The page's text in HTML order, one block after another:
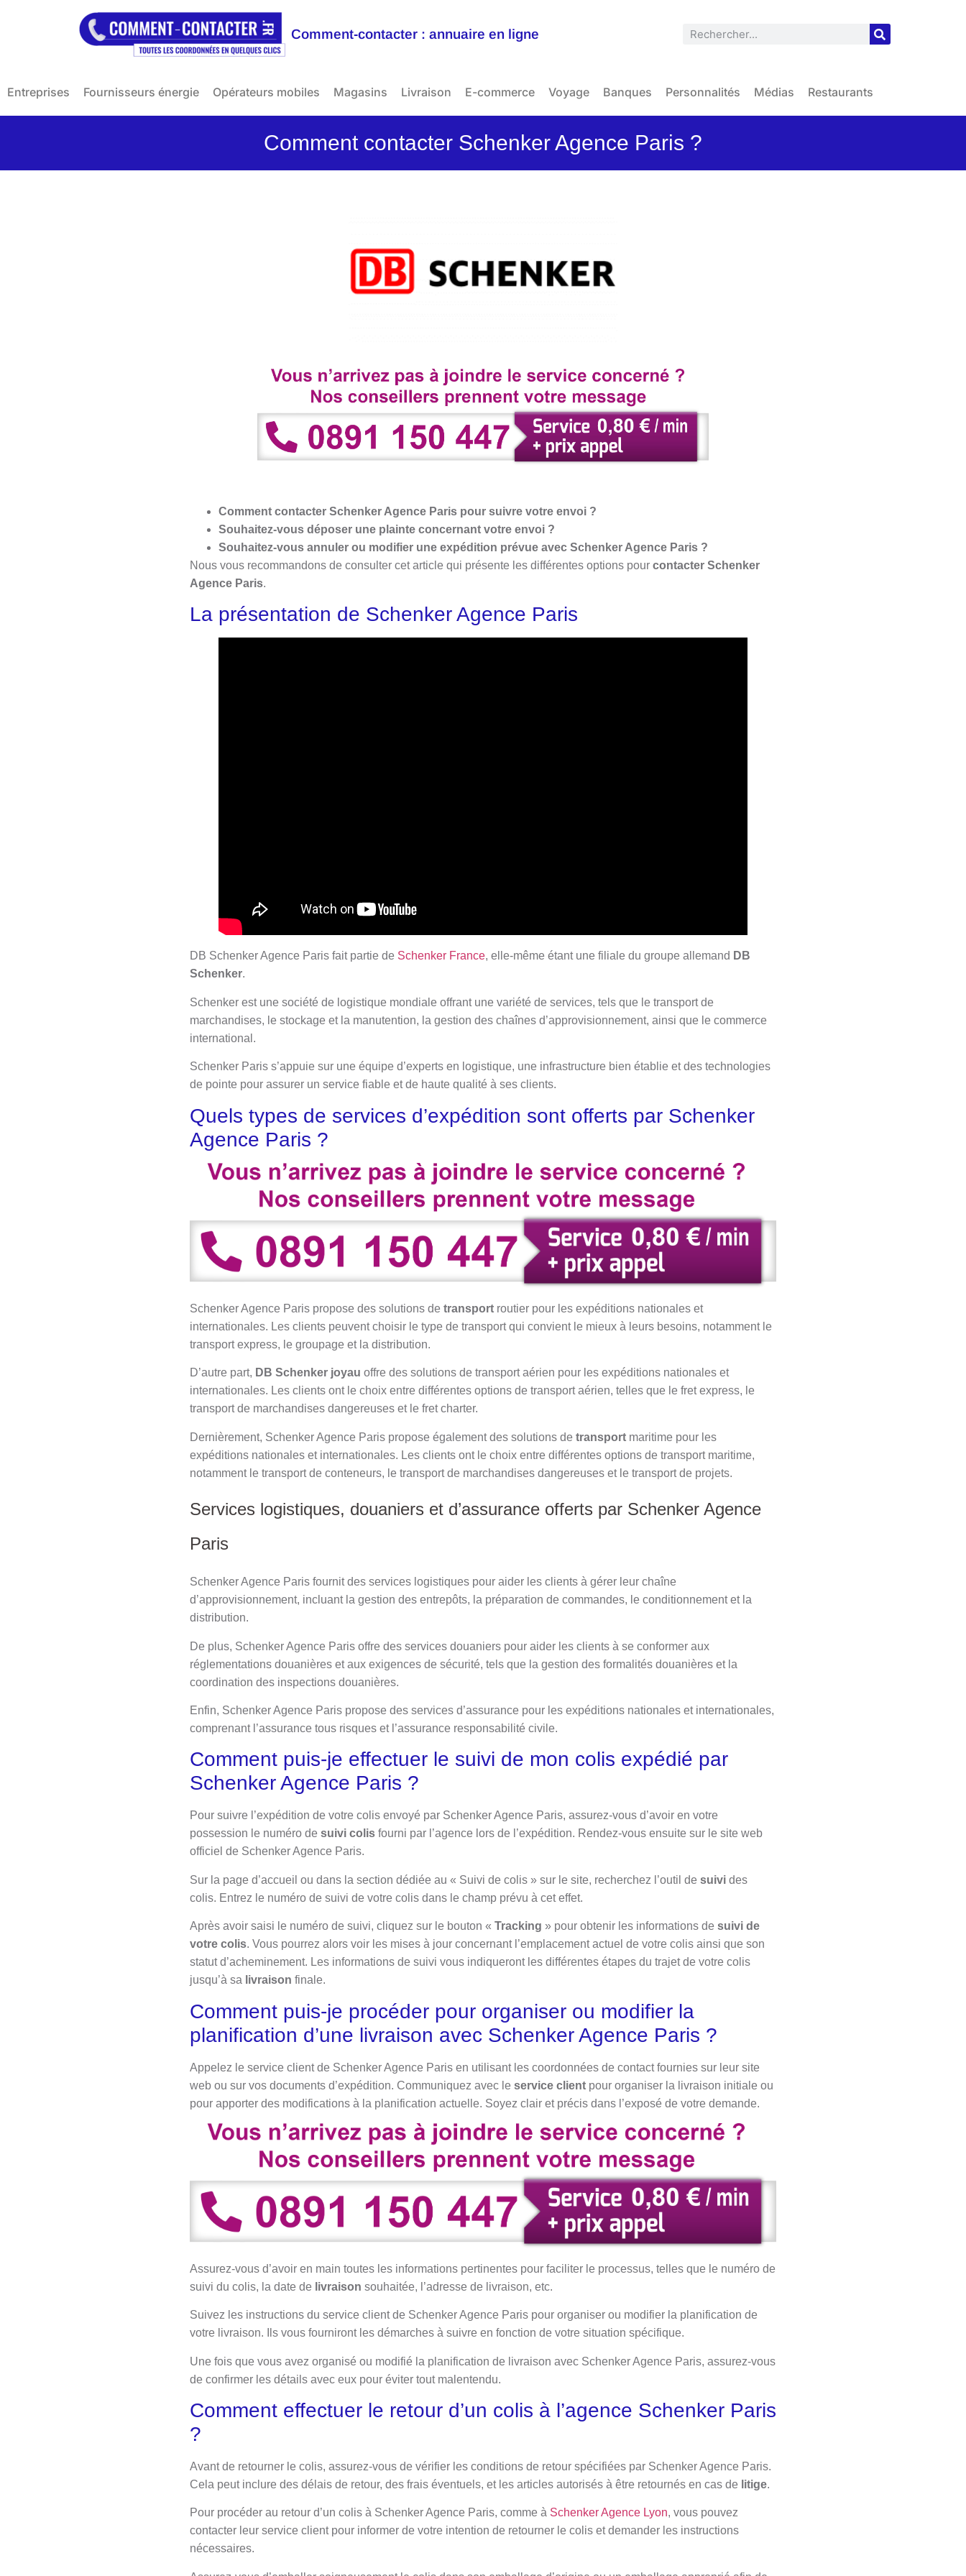
Comment-contacter : annuaire en ligne
Entreprises Fournisseurs énergie Opérateurs mobiles Magasins Livraison E-commerce Voyage Banques Personnalités Médias Restaurants
Comment contacter Schenker Agence Paris ?
Comment contacter Schenker Agence Paris pour suivre votre envoi ?
Souhaitez-vous déposer une plainte concernant votre envoi ?
Souhaitez-vous annuler ou modifier une expédition prévue avec Schenker Agence Paris ?
Nous vous recommandons de consulter cet article qui présente les différentes options pour contacter Schenker
Agence Paris.
La présentation de Schenker Agence Paris
DB Schenker Agence Paris fait partie de Schenker France, elle-même étant une filiale du groupe allemand DB
Schenker.
Schenker est une société de logistique mondiale offrant une variété de services, tels que le transport de
marchandises, le stockage et la manutention, la gestion des chaînes d’approvisionnement, ainsi que le commerce
international.
Schenker Paris s’appuie sur une équipe d’experts en logistique, une infrastructure bien établie et des technologies
de pointe pour assurer un service fiable et de haute qualité à ses clients.
Quels types de services d’expédition sont offerts par Schenker
Agence Paris ?
Schenker Agence Paris propose des solutions de transport routier pour les expéditions nationales et
internationales. Les clients peuvent choisir le type de transport qui convient le mieux à leurs besoins, notamment le
transport express, le groupage et la distribution.
D’autre part, DB Schenker joyau offre des solutions de transport aérien pour les expéditions nationales et
internationales. Les clients ont le choix entre différentes options de transport aérien, telles que le fret express, le
transport de marchandises dangereuses et le fret charter.
Dernièrement, Schenker Agence Paris propose également des solutions de transport maritime pour les
expéditions nationales et internationales. Les clients ont le choix entre différentes options de transport maritime,
notamment le transport de conteneurs, le transport de marchandises dangereuses et le transport de projets.
Services logistiques, douaniers et d’assurance offerts par Schenker Agence
Paris
Schenker Agence Paris fournit des services logistiques pour aider les clients à gérer leur chaîne
d’approvisionnement, incluant la gestion des entrepôts, la préparation de commandes, le conditionnement et la
distribution.
De plus, Schenker Agence Paris offre des services douaniers pour aider les clients à se conformer aux
réglementations douanières et aux exigences de sécurité, tels que la gestion des formalités douanières et la
coordination des inspections douanières.
Enfin, Schenker Agence Paris propose des services d’assurance pour les expéditions nationales et internationales,
comprenant l’assurance tous risques et l’assurance responsabilité civile.
Comment puis-je effectuer le suivi de mon colis expédié par
Schenker Agence Paris ?
Pour suivre l’expédition de votre colis envoyé par Schenker Agence Paris, assurez-vous d’avoir en votre
possession le numéro de suivi colis fourni par l’agence lors de l’expédition. Rendez-vous ensuite sur le site web
officiel de Schenker Agence Paris.
Sur la page d’accueil ou dans la section dédiée au « Suivi de colis » sur le site, recherchez l’outil de suivi des
colis. Entrez le numéro de suivi de votre colis dans le champ prévu à cet effet.
Après avoir saisi le numéro de suivi, cliquez sur le bouton « Tracking » pour obtenir les informations de suivi de
votre colis. Vous pourrez alors voir les mises à jour concernant l’emplacement actuel de votre colis ainsi que son
statut d’acheminement. Les informations de suivi vous indiqueront les différentes étapes du trajet de votre colis
jusqu’à sa livraison finale.
Comment puis-je procéder pour organiser ou modifier la
planification d’une livraison avec Schenker Agence Paris ?
Appelez le service client de Schenker Agence Paris en utilisant les coordonnées de contact fournies sur leur site
web ou sur vos documents d’expédition. Communiquez avec le service client pour organiser la livraison initiale ou
pour apporter des modifications à la planification actuelle. Soyez clair et précis dans l’exposé de votre demande.
Assurez-vous d’avoir en main toutes les informations pertinentes pour faciliter le processus, telles que le numéro de
suivi du colis, la date de livraison souhaitée, l’adresse de livraison, etc.
Suivez les instructions du service client de Schenker Agence Paris pour organiser ou modifier la planification de
votre livraison. Ils vous fourniront les démarches à suivre en fonction de votre situation spécifique.
Une fois que vous avez organisé ou modifié la planification de livraison avec Schenker Agence Paris, assurez-vous
de confirmer les détails avec eux pour éviter tout malentendu.
Comment effectuer le retour d’un colis à l’agence Schenker Paris
?
Avant de retourner le colis, assurez-vous de vérifier les conditions de retour spécifiées par Schenker Agence Paris.
Cela peut inclure des délais de retour, des frais éventuels, et les articles autorisés à être retournés en cas de litige.
Pour procéder au retour d’un colis à Schenker Agence Paris, comme à Schenker Agence Lyon, vous pouvez
contacter leur service client pour informer de votre intention de retourner le colis et demander les instructions
nécessaires.